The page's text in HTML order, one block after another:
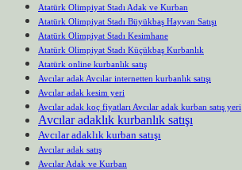
Atatürk Olimpiyat Stadı Adak ve Kurban
Atatürk Olimpiyat Stadı Büyükbaş Hayvan Satışı
Atatürk Olimpiyat Stadı Kesimhane
Atatürk Olimpiyat Stadı Küçükbaş Kurbanlık
Atatürk online kurbanlık satış
Avcılar adak Avcılar internetten kurbanlık satışı
Avcılar adak kesim yeri
Avcılar adak koç fiyatları Avcılar adak kurban satış yeri
Avcılar adaklık kurbanlık satışı
Avcılar adaklık kurban satışı
Avcılar adak satış
Avcılar Adak ve Kurban